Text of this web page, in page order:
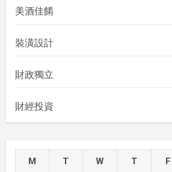
美酒佳餚
裝潢設計
財政獨立
財經投資
M T W T F